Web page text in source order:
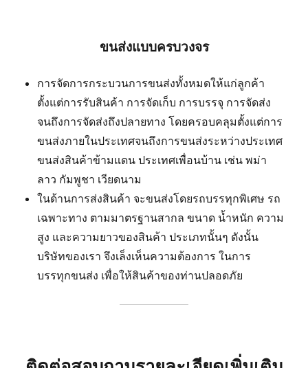
ขนส่งแบบครบวงจร
การจัดการกระบวนการขนส่งทั้งหมดให้แก่ลูกค้า
ตั้งแต่การรับสินค้า การจัดเก็บ การบรรจุ การจัดส่ง
จนถึงการจัดส่งถึงปลายทาง โดยครอบคลุมตั้งแต่การ
ขนส่งภายในประเทศจนถึงการขนส่งระหว่างประเทศ
ขนส่งสินค้าข้ามแดน ประเทศเพื่อนบ้าน เช่น พม่า
ลาว กัมพูชา เวียดนาม
ในด้านการส่งสินค้า จะขนส่งโดยรถบรรทุกพิเศษ รถ
เฉพาะทาง ตามมาตรฐานสากล ขนาด น้ำหนัก ความ
สูง และความยาวของสินค้า ประเภทนั้นๆ ดังนั้น
บริษัทของเรา จึงเล็งเห็นความต้องการ ในการ
บรรทุกขนส่ง เพื่อให้สินค้าของท่านปลอดภัย